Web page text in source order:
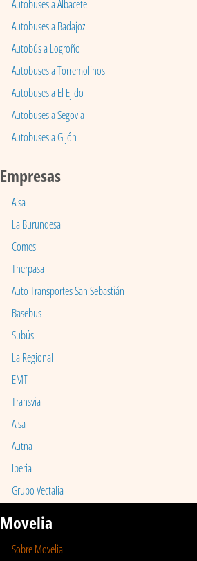
Autobuses a Albacete
Autobuses a Badajoz
Autobús a Logroño
Autobuses a Torremolinos
Autobuses a El Ejido
Autobuses a Segovia
Autobuses a Gijón
Empresas
Aisa
La Burundesa
Comes
Therpasa
Auto Transportes San Sebastián
Basebus
Subús
La Regional
EMT
Transvia
Alsa
Autna
Iberia
Grupo Vectalia
Movelia
Sobre Movelia